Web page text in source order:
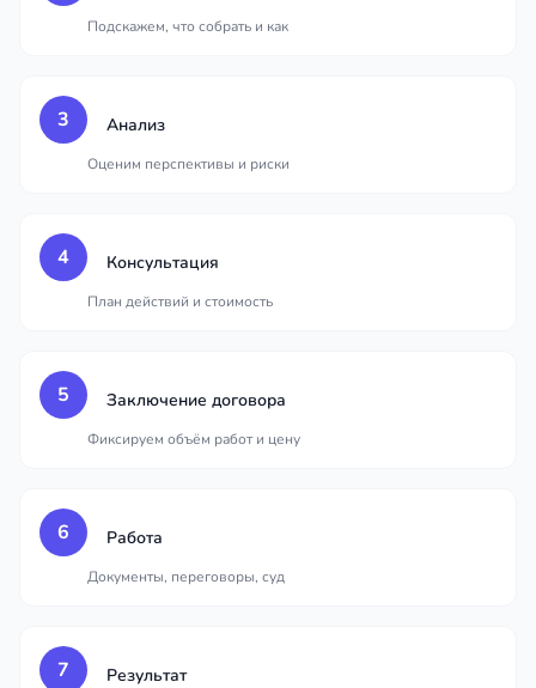
Подскажем, что собрать и как
3 Анализ
Оценим перспективы и риски
4 Консультация
План действий и стоимость
5 Заключение договора
Фиксируем объём работ и цену
6 Работа
Документы, переговоры, суд
7 Результат